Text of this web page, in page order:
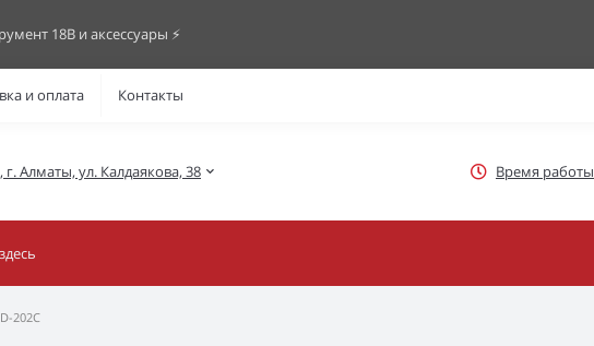
18В и аксессуары ⚡️
и оплата Контакты
г. Алматы, ул. Калдаякова, 38 Время работы
202C